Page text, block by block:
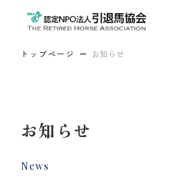
トップページ お知らせ
お知らせ
News